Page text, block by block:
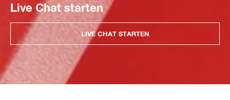
Live Chat starten
LIVE CHAT STARTEN